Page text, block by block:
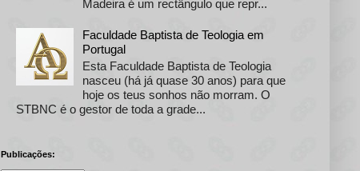
Madeira é um rectângulo que repr...
Faculdade Baptista de Teologia em
Portugal
Esta Faculdade Baptista de Teologia
nasceu (há já quase 30 anos) para que
hoje os teus sonhos não morram. O
STBNC é o gestor de toda a grade...
Publicações: